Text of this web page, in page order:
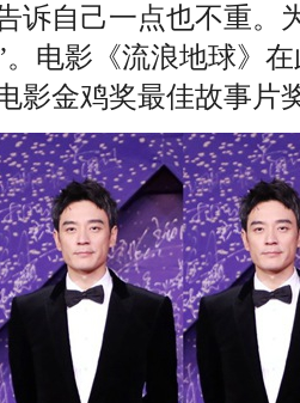
诉自己一点也不重。
电影《流浪地球》
影金鸡奖最佳故事片